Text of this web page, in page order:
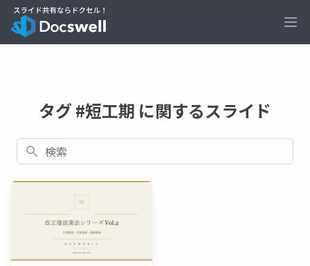
タグ #短工期 に関するスライド
検索